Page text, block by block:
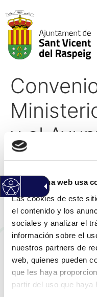
Esta página web usa
Las cookies de este
el contenido y los
sociales y analizar el
información sobre el
nuestros partners de
web, quienes pueden
que les haya
partir del uso que haya
y el
San
Raspeig/
del
cuerpos
locales